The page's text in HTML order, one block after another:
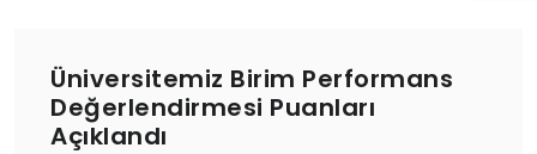
Üniversitemiz Birim Performans
Değerlendirmesi Puanları
Açıklandı